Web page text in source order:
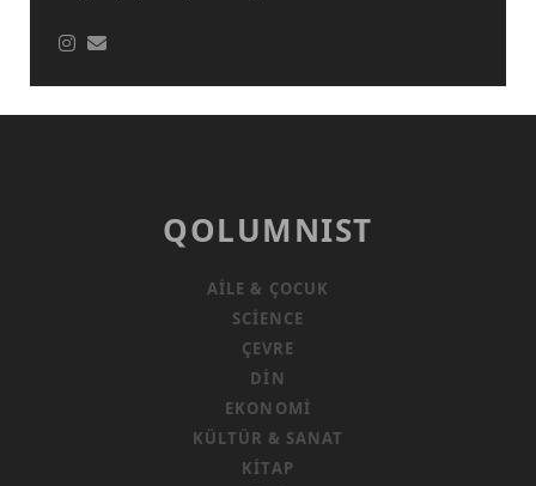
QOLUMNIST
AILE & ÇOCUK
SCIENCE
ÇEVRE
DIN
EKONOMI
KÜLTÜR & SANAT
KITAP